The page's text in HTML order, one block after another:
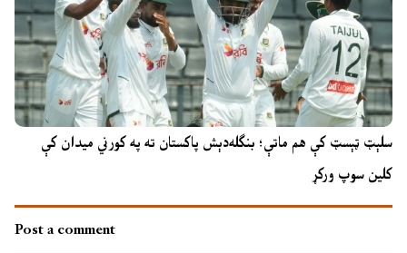
سلېټ ټېسټ کې هم ماتې؛ بنګله‌دېش پاکستان ته په کورني میدان کې
کلین سوپ ورکړ
Post a comment